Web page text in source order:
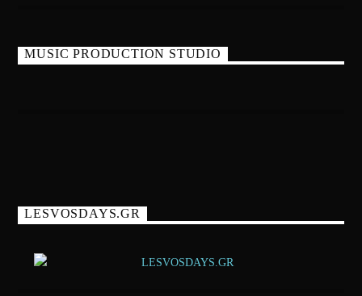
MUSIC PRODUCTION STUDIO
LESVOSDAYS.GR